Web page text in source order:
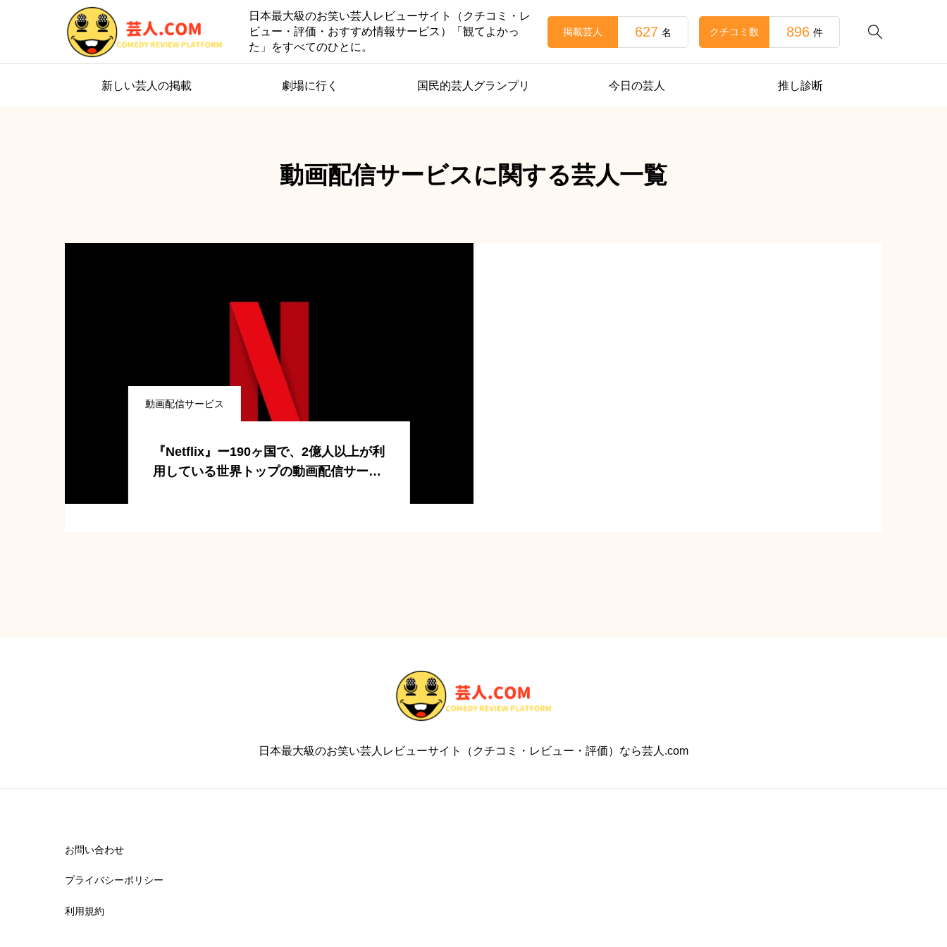
日本最大級のお笑い芸人レビューサイト（クチコミ・レ
ビュー・評価・おすすめ情報サービス）「観てよかっ
た」をすべてのひとに。

掲載芸人 627 名 クチコミ数 896 件
新しい芸人の掲載 劇場に行く 国民的芸人グランプリ 今日の芸人 推し診断
動画配信サービスに関する芸人一覧
動画配信サービス
『Netflix』ー190ヶ国で、2億人以上が利
用している世界トップの動画配信サービ
日本最大級のお笑い芸人レビューサイト（クチコミ・レビュー・評価）なら芸人.com
お問い合わせ
プライバシーポリシー
利用規約